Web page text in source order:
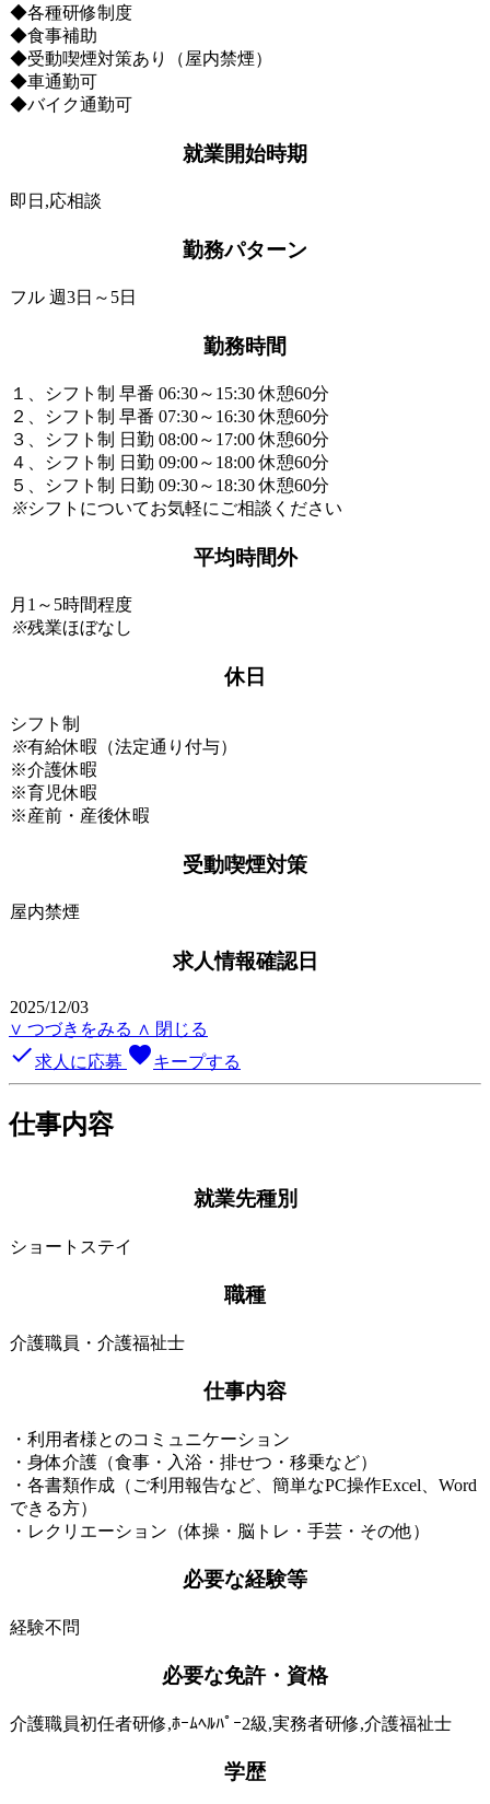
◆各種研修制度
◆食事補助
◆受動喫煙対策あり（屋内禁煙）
◆車通勤可
◆バイク通勤可
就業開始時期
即日,応相談
勤務パターン
フル 週3日～5日
勤務時間
１、シフト制 早番 06:30～15:30 休憩60分
２、シフト制 早番 07:30～16:30 休憩60分
３、シフト制 日勤 08:00～17:00 休憩60分
４、シフト制 日勤 09:00～18:00 休憩60分
５、シフト制 日勤 09:30～18:30 休憩60分
※シフトについてお気軽にご相談ください
平均時間外
月1～5時間程度
※残業ほぼなし
休日
シフト制
※有給休暇（法定通り付与）
※介護休暇
※育児休暇
※産前・産後休暇
受動喫煙対策
屋内禁煙
求人情報確認日
2025/12/03
∨ つづきをみる ∧ 閉じる
done求人に応募 favoriteキープする
仕事内容
就業先種別
ショートステイ
職種
介護職員・介護福祉士
仕事内容
・利用者様とのコミュニケーション
・身体介護（食事・入浴・排せつ・移乗など）
・各書類作成（ご利用報告など、簡単なPC操作Excel、Word
できる方）
・レクリエーション（体操・脳トレ・手芸・その他）
必要な経験等
経験不問
必要な免許・資格
介護職員初任者研修,ﾎｰﾑﾍﾙﾊﾟｰ2級,実務者研修,介護福祉士
学歴